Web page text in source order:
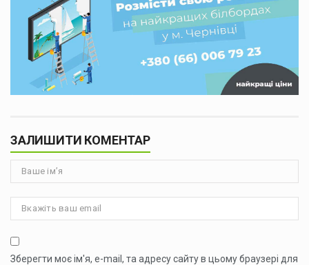
ЗАЛИШИТИ КОМЕНТАР
Зберегти моє ім'я, e-mail, та адресу сайту в цьому браузері для